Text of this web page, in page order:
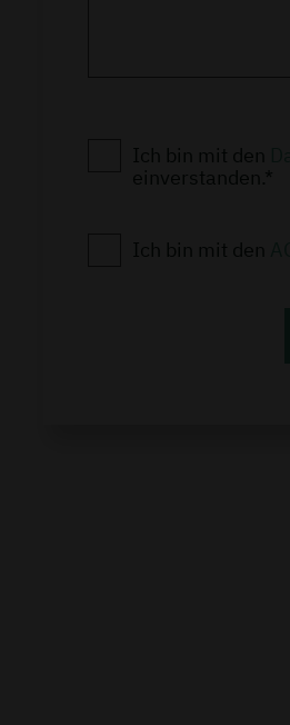
Ich bin mit den
einverstanden.*
Ich bin mit den